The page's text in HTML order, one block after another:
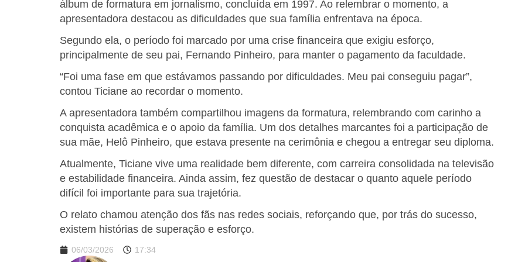
álbum de formatura em jornalismo, concluída em 1997. Ao relembrar o momento, a
apresentadora destacou as dificuldades que sua família enfrentava na época.
Segundo ela, o período foi marcado por uma crise financeira que exigiu esforço,
principalmente de seu pai, Fernando Pinheiro, para manter o pagamento da faculdade.
“Foi uma fase em que estávamos passando por dificuldades. Meu pai conseguiu pagar”,
contou Ticiane ao recordar o momento.
A apresentadora também compartilhou imagens da formatura, relembrando com carinho a
conquista acadêmica e o apoio da família. Um dos detalhes marcantes foi a participação de
sua mãe, Helô Pinheiro, que estava presente na cerimônia e chegou a entregar seu diploma.
Atualmente, Ticiane vive uma realidade bem diferente, com carreira consolidada na televisão
e estabilidade financeira. Ainda assim, fez questão de destacar o quanto aquele período
difícil foi importante para sua trajetória.
O relato chamou atenção dos fãs nas redes sociais, reforçando que, por trás do sucesso,
existem histórias de superação e esforço.
06/03/2026 17:34